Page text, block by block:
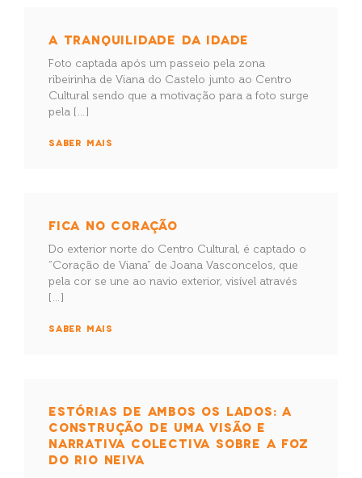
A TRANQUILIDADE DA IDADE
Foto captada após um passeio pela zona
ribeirinha de Viana do Castelo junto ao Centro
Cultural sendo que a motivação para a foto surge
pela […]
SABER MAIS
FICA NO CORAÇÃO
Do exterior norte do Centro Cultural, é captado o
“Coração de Viana” de Joana Vasconcelos, que
pela cor se une ao navio exterior, visível através
[…]
SABER MAIS
ESTÓRIAS DE AMBOS OS LADOS: A
CONSTRUÇÃO DE UMA VISÃO E
NARRATIVA COLECTIVA SOBRE A FOZ
DO RIO NEIVA